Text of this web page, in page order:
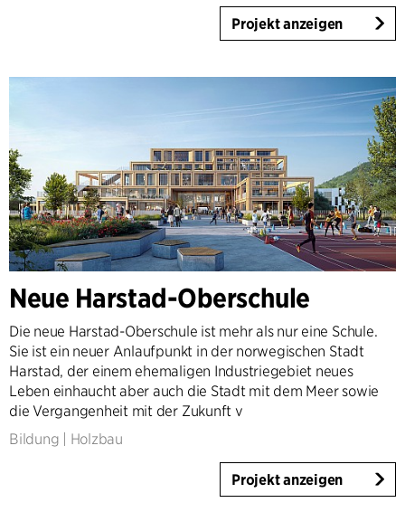
Projekt anzeigen
Neue Harstad-Oberschule
Die neue Harstad-Oberschule ist mehr als nur eine Schule.
Sie ist ein neuer Anlaufpunkt in der norwegischen Stadt
Harstad, der einem ehemaligen Industriegebiet neues
Leben einhaucht aber auch die Stadt mit dem Meer sowie
die Vergangenheit mit der Zukunft v
Bildung
Holzbau
Projekt anzeigen